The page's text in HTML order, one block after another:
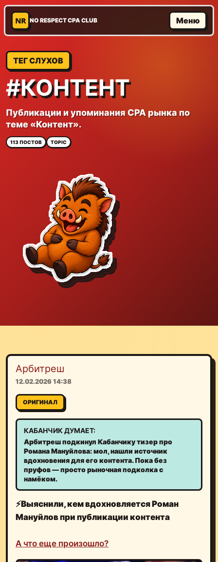
NR NO RESPECT CPA CLUB Меню
ТЕГ СЛУХОВ
#КОНТЕНТ
Публикации и упоминания CPA рынка по
теме «Контент».
113 ПОСТОВ TOPIC
Арбитреш
12.02.2026 14:38
ОРИГИНАЛ
КАБАНЧИК ДУМАЕТ:
Арбитреш подкинул Кабанчику тизер про
Романа Мануйлова: мол, нашли источник
вдохновения для его контента. Пока без
пруфов — просто рыночная подколка с
намёком.
⚡️Выяснили, кем вдохновляется Роман
Мануйлов при публикации контента
А что еще произошло?